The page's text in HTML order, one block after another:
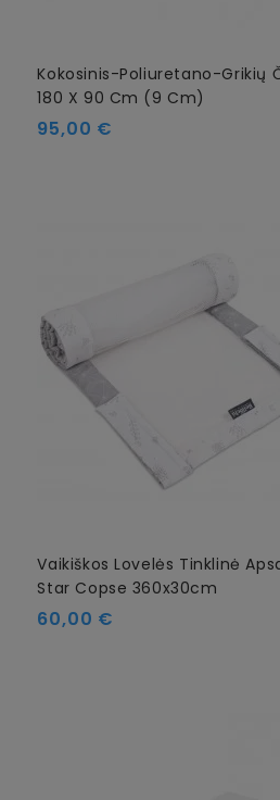
Kokosinis-Poliuretano-Grikių
180 X 90 Cm (9 Cm)
95,00 €
Vaikiškos Lovelės Tinklinė
Star Copse 360x30cm
60,00 €